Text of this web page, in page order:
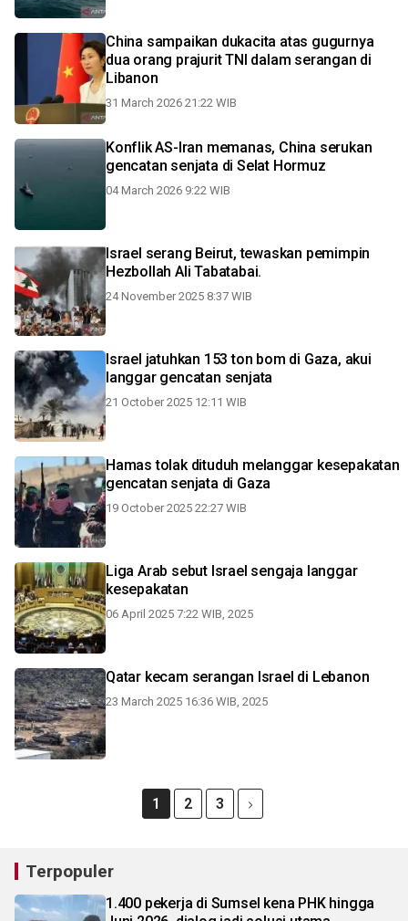
China sampaikan dukacita atas gugurnya
dua orang prajurit TNI dalam serangan di
Libanon
31 March 2026 21:22 WIB
Konflik AS-Iran memanas, China serukan
gencatan senjata di Selat Hormuz
04 March 2026 9:22 WIB
Israel serang Beirut, tewaskan pemimpin
Hezbollah Ali Tabatabai.
24 November 2025 8:37 WIB
Israel jatuhkan 153 ton bom di Gaza, akui
langgar gencatan senjata
21 October 2025 12:11 WIB
Hamas tolak dituduh melanggar kesepakatan
gencatan senjata di Gaza
19 October 2025 22:27 WIB
Liga Arab sebut Israel sengaja langgar
kesepakatan
06 April 2025 7:22 WIB, 2025
Qatar kecam serangan Israel di Lebanon
23 March 2025 16:36 WIB, 2025
1 2 3
Terpopuler
1.400 pekerja di Sumsel kena PHK hingga